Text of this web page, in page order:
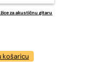
žice za akustičnu gitaru
košaricu